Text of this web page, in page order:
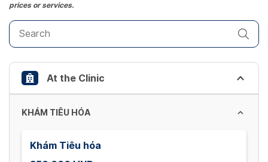
to
get
the
keyboard
shortcuts
for
changing
dates.
prices or services.
At the Clinic
KHÁM TIÊU HÓA
Khám Tiêu hóa